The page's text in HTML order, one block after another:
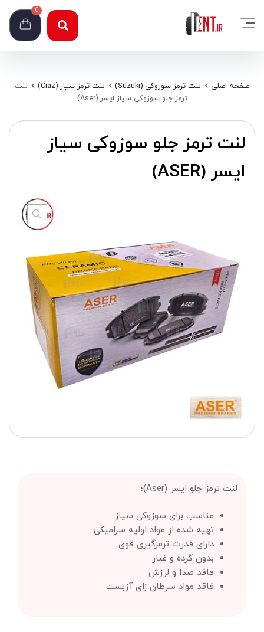
0
صفحه اصلی لنت ترمز سوزوکی (Suzuki) لنت ترمز سیاز (Ciaz)
لنت
ترمز جلو سوزوکی سیاز ایسر (Aser)
لنت ترمز جلو سوزوکی سیاز
ایسر (ASER)
لنت ترمز جلو ایسر (Aser)؛
مناسب برای سوزوکی سیاز
تهیه شده از مواد اولیه سرامیکی
دارای قدرت ترمزگیری قوی
بدون گرده و غبار
فاقد صدا و لرزش
فاقد مواد سرطان زای آزبست